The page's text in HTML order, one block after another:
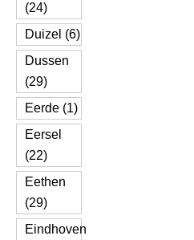
(24)
Duizel (6)
Dussen
(29)
Eerde (1)
Eersel
(22)
Eethen
(29)
Eindhoven